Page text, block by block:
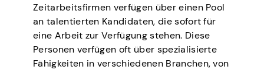
Zeitarbeitsfirmen verfügen über einen Pool
an talentierten Kandidaten, die sofort für
eine Arbeit zur Verfügung stehen. Diese
Personen verfügen oft über spezialisierte
Fähigkeiten in verschiedenen Branchen, von